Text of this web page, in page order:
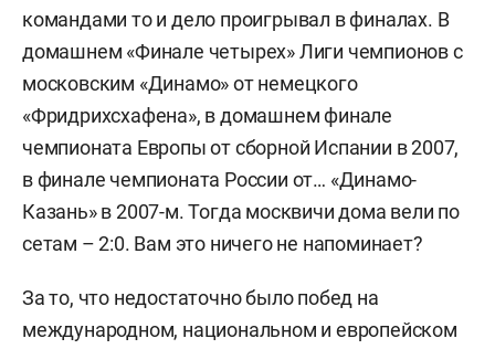
командами то и дело проигрывал в финалах. В
домашнем «Финале четырех» Лиги чемпионов с
московским «Динамо» от немецкого
«Фридрихсхафена», в домашнем финале
чемпионата Европы от сборной Испании в 2007,
в финале чемпионата России от… «Динамо-
Казань» в 2007-м. Тогда москвичи дома вели по
сетам – 2:0. Вам это ничего не напоминает?
За то, что недостаточно было побед на
международном, национальном и европейском